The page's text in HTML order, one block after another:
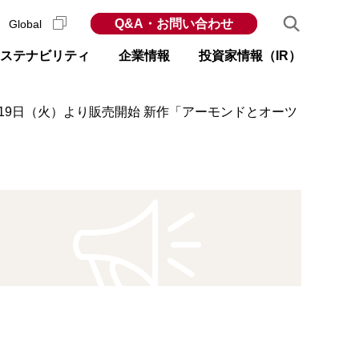
テナビリティ 企業情報 投資家情報（IR）
Global Q&A・お問い合わせ
（火）より販売開始 新作「アーモンドとオーツ